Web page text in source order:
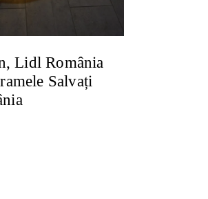
Lidl România
Salvați